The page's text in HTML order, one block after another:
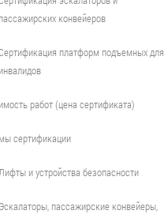
пассажирских конвейеров
платформ подъемных для
инвалидов
работ (цена сертификата)
сертификации
и устройства безопасности
Эскалаторы, пассажирские конвейеры,